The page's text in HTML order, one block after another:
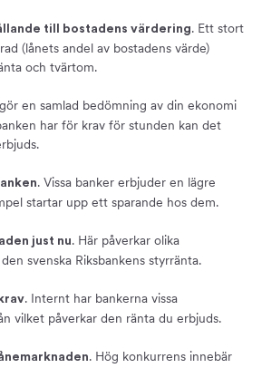
till bostadens värdering. Ett stort
(lånets andel av bostadens värde)
och tvärtom.
en samlad bedömning av din ekonomi
har för krav för stunden kan det
. Vissa banker erbjuder en lägre
startar upp ett sparande hos dem.
just nu. Här påverkar olika
svenska Riksbankens styrränta.
. Internt har bankerna vissa
vilket påverkar den ränta du erbjuds.
. Hög konkurrens innebär